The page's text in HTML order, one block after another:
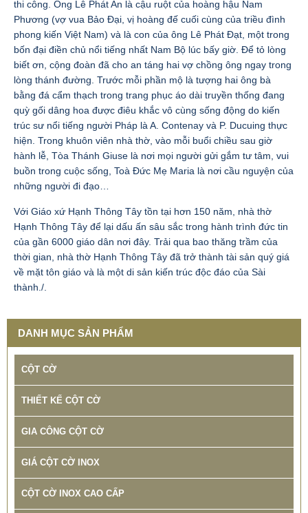
thi công. Ông Lê Phát An là cậu ruột của hoàng hậu Nam
Phương (vợ vua Bảo Đại, vị hoàng đế cuối cùng của triều đình
phong kiến Việt Nam) và là con của ông Lê Phát Đạt, một trong
bốn đại điền chủ nổi tiếng nhất Nam Bộ lúc bấy giờ. Để tỏ lòng
biết ơn, cộng đoàn đã cho an táng hai vợ chồng ông ngay trong
lòng thánh đường. Trước mỗi phần mộ là tượng hai ông bà
bằng đá cẩm thạch trong trang phục áo dài truyền thống đang
quỳ gối dâng hoa được điêu khắc vô cùng sống động do kiến
trúc sư nổi tiếng người Pháp là A. Contenay và P. Ducuing thực
hiện. Trong khuôn viên nhà thờ, vào mỗi buổi chiều sau giờ
hành lễ, Tòa Thánh Giuse là nơi mọi người gửi gắm tư tâm, vui
buồn trong cuộc sống, Toà Đức Mẹ Maria là nơi cầu nguyện của
những người đi đạo…
Với Giáo xứ Hạnh Thông Tây tồn tại hơn 150 năm, nhà thờ
Hạnh Thông Tây để lại dấu ấn sâu sắc trong hành trình đức tin
của gần 6000 giáo dân nơi đây. Trải qua bao thăng trầm của
thời gian, nhà thờ Hạnh Thông Tây đã trở thành tài sản quý giá
về mặt tôn giáo và là một di sản kiến trúc độc đáo của Sài
thành./.
DANH MỤC SẢN PHẨM
CỘT CỜ
THIẾT KẾ CỘT CỜ
GIA CÔNG CỘT CỜ
GIÁ CỘT CỜ INOX
CỘT CỜ INOX CAO CẤP